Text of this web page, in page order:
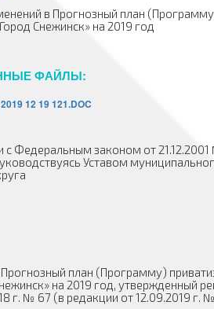
в Прогнозный план
Снежинск» на 2019 год
ФАЙЛЫ:
12 19 121.DOC
с Федеральным законом от
Уставом
Прогнозный план (Программу)
на 2019 год, утвержденный
г. № 67 (в редакции от 12.09.2019